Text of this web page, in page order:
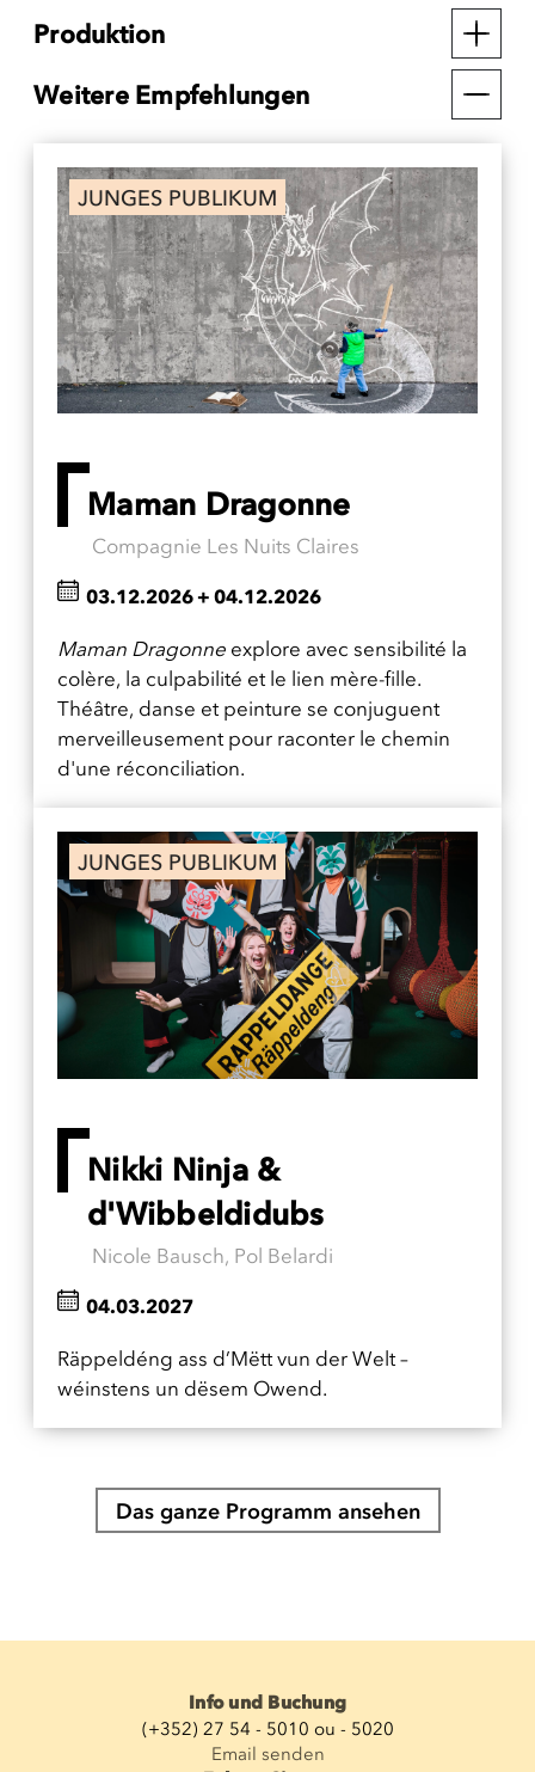
Produktion
Weitere Empfehlungen
JUNGES PUBLIKUM
Maman Dragonne
Compagnie Les Nuits Claires
Maman Dragonne explore avec sensibilité la
colère, la culpabilité et le lien mère-fille.
Théâtre, danse et peinture se conjuguent
merveilleusement pour raconter le chemin
d'une réconciliation.
03.12.2026+ 04.12.2026
JUNGES PUBLIKUM
Nikki Ninja &
d'Wibbeldidubs
Nicole Bausch, Pol Belardi
Räppeldéng ass d’Mëtt vun der Welt –
wéinstens un dësem Owend.
04.03.2027
Das ganze Programm ansehen
Info und Buchung
(+352) 27 54 - 5010 ou - 5020
Email senden